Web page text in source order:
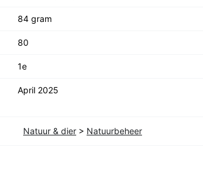
84 gram
80
1e
April 2025
Natuur & dier > Natuurbeheer